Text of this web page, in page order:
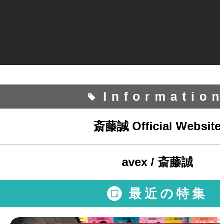
斎藤誠 Official
avex / 斎藤誠
最近の特集